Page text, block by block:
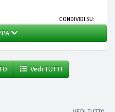
CONDIVIDI SU:
Vedi TUTTI